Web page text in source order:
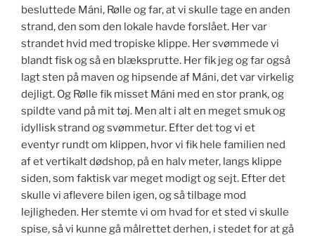
besluttede Máni, Rølle og far, at vi skulle tage en anden
strand, den som den lokale havde forslået. Her var
strandet hvid med tropiske klippe. Her svømmede vi
blandt fisk og så en blæksprutte. Her fik jeg og far også
lagt sten på maven og hipsende af Máni, det var virkelig
dejligt. Og Rølle fik misset Máni med en stor prank, og
spildte vand på mit tøj. Men alt i alt en meget smuk og
idyllisk strand og svømmetur. Efter det tog vi et
eventyr rundt om klippen, hvor vi fik hele familien ned
af et vertikalt dødshop, på en halv meter, langs klippe
siden, som faktisk var meget modigt og sejt. Efter det
skulle vi aflevere bilen igen, og så tilbage mod
lejligheden. Her stemte vi om hvad for et sted vi skulle
spise, så vi kunne gå målrettet derhen, i stedet for at gå